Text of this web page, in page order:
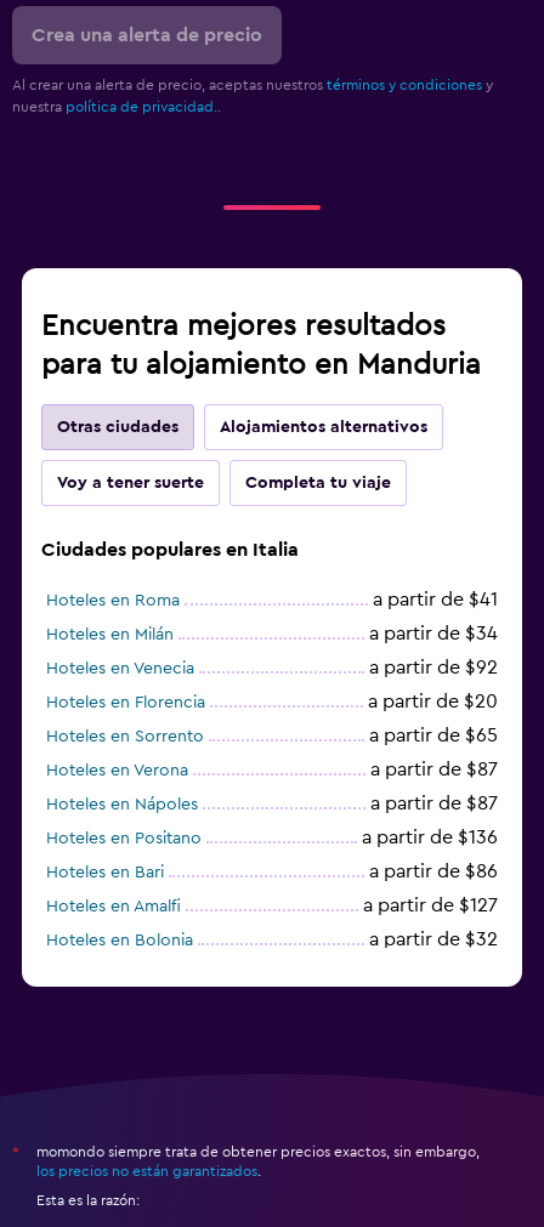
Crea una alerta de precio
Al crear una alerta de precio, aceptas nuestros términos y condiciones y
nuestra política de privacidad.
Encuentra mejores resultados
para tu alojamiento en Manduria
Otras ciudades Alojamientos alternativos
Voy a tener suerte Completa tu viaje
Ciudades populares en Italia
Hoteles en Roma a partir de $41
Hoteles en Milán a partir de $34
Hoteles en Venecia a partir de $92
Hoteles en Florencia a partir de $20
Hoteles en Sorrento a partir de $65
Hoteles en Verona a partir de $87
Hoteles en Nápoles a partir de $87
Hoteles en Positano a partir de $136
Hoteles en Bari a partir de $86
Hoteles en Amalfi a partir de $127
Hoteles en Bolonia a partir de $32
*
momondo siempre trata de obtener precios exactos, sin embargo,
los precios no están garantizados
Esta es la razón: